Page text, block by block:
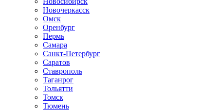
Новочеркаcск
Омск
Оренбург
Пермь
Самара
Санкт-Петербург
Саратов
Ставрополь
Таганрог
Тольятти
Томск
Тюмень